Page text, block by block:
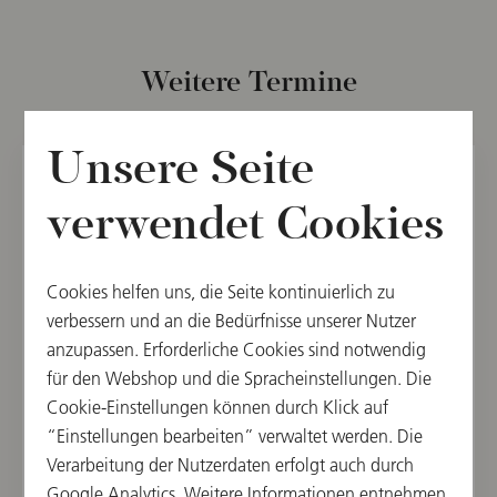
Weitere Termine
SO, 16. MÄRZ 2025
11:00
Musikverein, Großer Saal, Wien, Österreich
DIRIGENT
Yannick Nézet-Séguin
WERKE VON
Ludwig van Beethoven,
Richard Strauss
Unsere Seite
verwendet Cookies
Cookies helfen uns, die Seite kontinuierlich zu
verbessern und an die Bedürfnisse unserer Nutzer
anzupassen. Erforderliche Cookies sind notwendig
für den Webshop und die Spracheinstellungen. Die
Cookie-Einstellungen können durch Klick auf
“Einstellungen bearbeiten” verwaltet werden. Die
Verarbeitung der Nutzerdaten erfolgt auch durch